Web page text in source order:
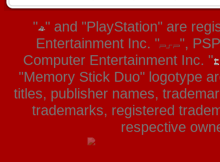
" " and "PlayStation" are
Entertainment Inc. "
",
Computer Entertainment Inc. "
"Memory Stick Duo" logotype
titles, publisher names,
trademarks, registered
respective